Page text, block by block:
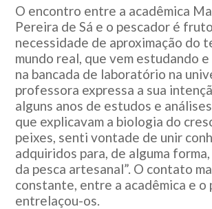
O encontro entre a acadêmica
Pereira de Sá e o pescador é
necessidade de aproximação do
mundo real, que vem estudando
na bancada de laboratório na
professora expressa a sua
alguns anos de estudos e
que explicavam a biologia do
peixes, senti vontade de unir
adquiridos para, de alguma
da pesca artesanal”. O contato
constante, entre a acadêmica e o
entrelaçou-os.